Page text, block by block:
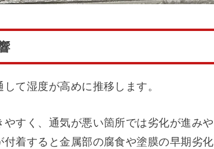
て湿度が高めに推移します。
すく、通気が悪い箇所では劣化が進みや
着すると金属部の腐食や塗膜の早期劣化